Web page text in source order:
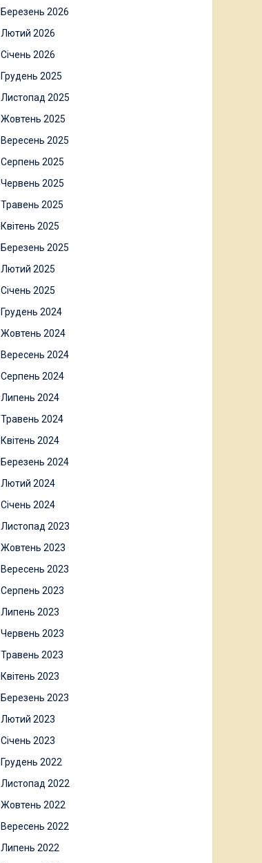
Березень 2026
Лютий 2026
Січень 2026
Грудень 2025
Листопад 2025
Жовтень 2025
Вересень 2025
Серпень 2025
Червень 2025
Травень 2025
Квітень 2025
Березень 2025
Лютий 2025
Січень 2025
Грудень 2024
Жовтень 2024
Вересень 2024
Серпень 2024
Липень 2024
Травень 2024
Квітень 2024
Березень 2024
Лютий 2024
Січень 2024
Листопад 2023
Жовтень 2023
Вересень 2023
Серпень 2023
Липень 2023
Червень 2023
Травень 2023
Квітень 2023
Березень 2023
Лютий 2023
Січень 2023
Грудень 2022
Листопад 2022
Жовтень 2022
Вересень 2022
Липень 2022